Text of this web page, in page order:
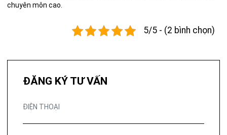
chuyên môn cao.
5/5 - (2 bình chọn)
ĐĂNG KÝ TƯ VẤN